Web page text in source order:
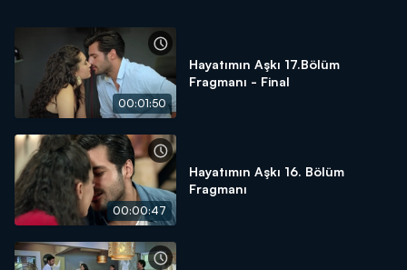
00:01:50
Hayatımın Aşkı 17.Bölüm
Fragmanı - Final
00:00:47
Hayatımın Aşkı 16. Bölüm
Fragmanı